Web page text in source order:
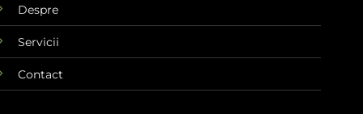
Despre
Servicii
Contact